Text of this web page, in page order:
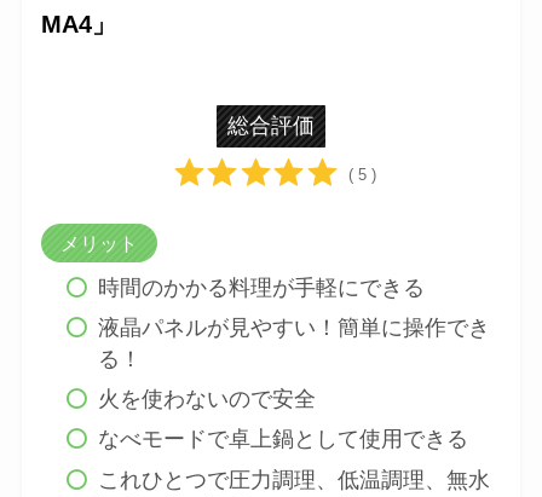
MA4」
総合評価
( 5 )
メリット
時間のかかる料理が手軽にできる
液晶パネルが見やすい！簡単に操作でき
る！
火を使わないので安全
なべモードで卓上鍋として使用できる
これひとつで圧力調理、低温調理、無水